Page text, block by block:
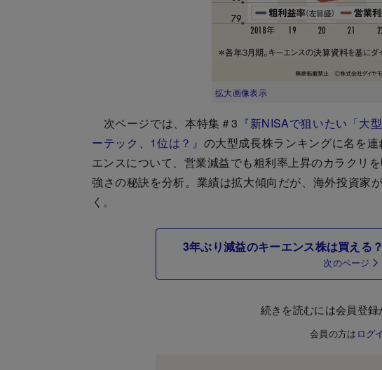
拡大画像表示
次ページでは、本特集＃3 『新NISAで狙いたい「大
ーテック、1位は？』 の大型成長株ランキングに名を
エンスについて、営業減益でも粗利率上昇のカラクリ
強さの秘訣を分析。業績は拡大傾向だが、海外投資家
く。
3年ぶり減益のキーエンス株は買える
次のページ
続きを読むには会員登録
会員の方は ログ